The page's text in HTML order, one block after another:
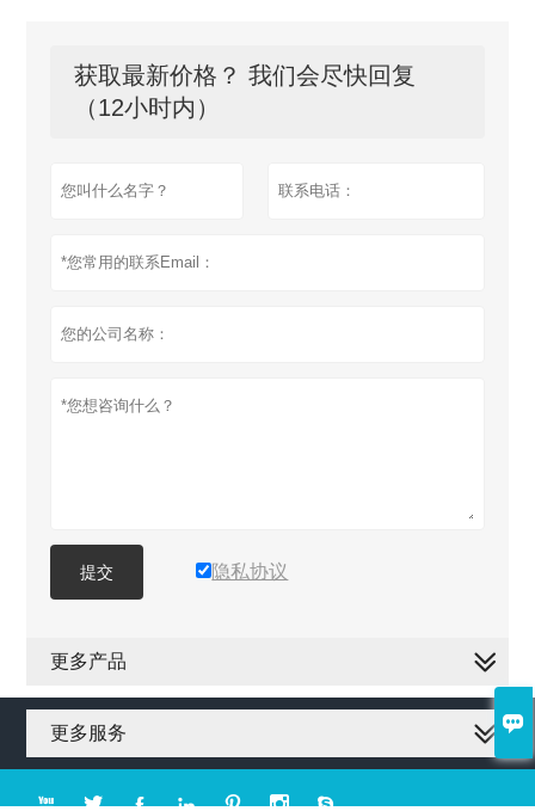

获取最新价格？ 我们会尽快回复
（12小时内）
提交 隐私协议
更多产品
更多服务
      